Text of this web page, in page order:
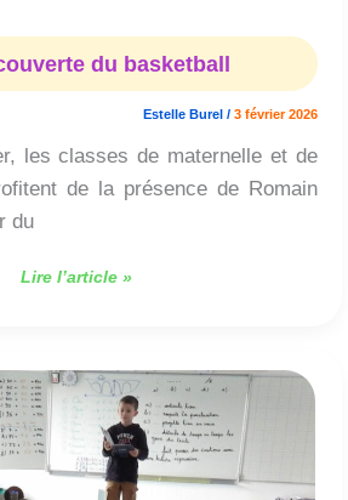
du basketball
Estelle Burel / 3 février 2026
les classes de maternelle et de
de la présence de Romain
du
Lire l’article »
Champions
de
lecture
!